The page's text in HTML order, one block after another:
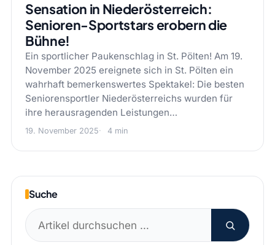
Sensation in Niederösterreich:
Senioren-Sportstars erobern die
Bühne!
Ein sportlicher Paukenschlag in St. Pölten! Am 19.
November 2025 ereignete sich in St. Pölten ein
wahrhaft bemerkenswertes Spektakel: Die besten
Seniorensportler Niederösterreichs wurden für
ihre herausragenden Leistungen…
19. November 2025 4 min
Suche
Suchen
nach: